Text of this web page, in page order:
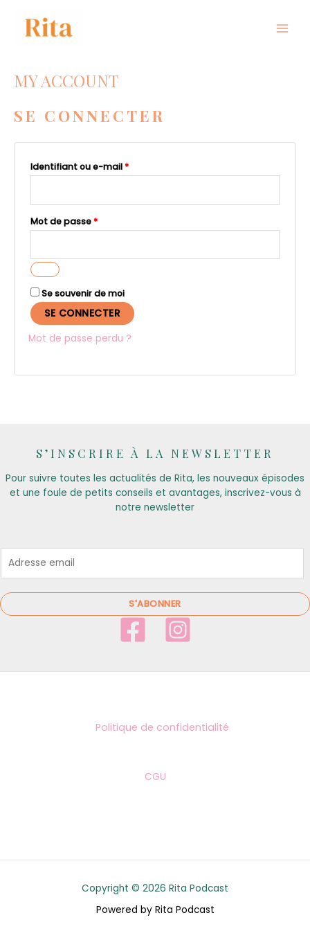
MY ACCOUNT
SE CONNECTER
Identifiant ou e-mail*
Mot de passe*
Se souvenir de moi
SE CONNECTER
Mot de passe perdu ?
S’INSCRIRE À LA NEWSLETTER
Pour suivre toutes les actualités de Rita, les nouveaux épisodes
et une foule de petits conseils et avantages, inscrivez-vous à
notre newsletter
m
i
l
S'ABONNER
Politique de confidentialité
CGU
Copyright © 2026 Rita Podcast
Powered by Rita Podcast